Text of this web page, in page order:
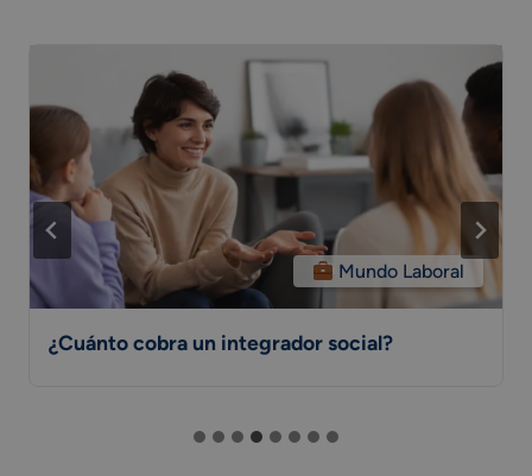
Mundo Laboral
¿Cuánto cobra un integrador social?